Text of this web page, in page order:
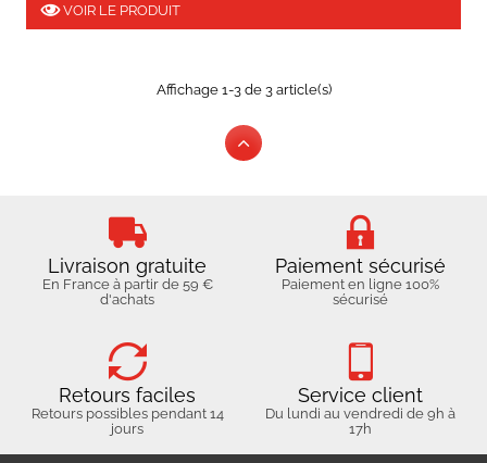
VOIR LE PRODUIT
Affichage 1-3 de 3 article(s)
Livraison gratuite
En France à partir de 59 €
d'achats
Paiement sécurisé
Paiement en ligne 100%
sécurisé
Retours faciles
Retours possibles pendant 14
jours
Service client
Du lundi au vendredi de 9h à
17h